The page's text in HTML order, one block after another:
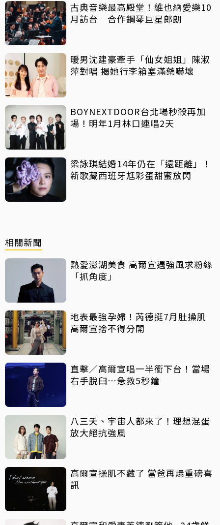
古典音樂最高殿堂！維也納愛樂10
月訪台 合作鋼琴巨星郎朗
暖男沈建豪牽手「仙女姐姐」陳淑
萍對唱 揭她行李箱塞滿藥嚇壞
BOYNEXTDOOR台北場秒殺再加
場！明年1月林口連唱2天
梁詠琪結婚14年仍在「遠距離」！
新歌藏西班牙尪彩蛋甜蜜放閃
相關新聞
熱愛澎湖美食 高爾宣遇強風求粉絲
「抓角度」
地表最強孕婦！芮德挺7月肚操肌
高爾宣捨不得分開
直擊／高爾宣唱一半衝下台！當場
右手脫臼…急救5秒鐘
八三夭、宇宙人都來了！理想混蛋
放大絕抗強風
高爾宣操肌不藏了 當爸再爆重磅喜
訊